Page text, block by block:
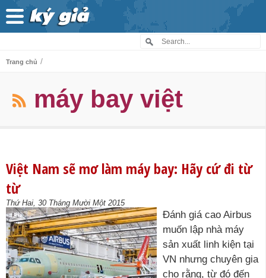
Trang chủ /
máy bay việt
Việt Nam sẽ mơ làm máy bay: Hãy cứ đi từ
từ
Thứ Hai, 30 Tháng Mười Một 2015
Đánh giá cao Airbus
muốn lập nhà máy
sản xuất linh kiện tại
VN nhưng chuyên gia
cho rằng, từ đó đến